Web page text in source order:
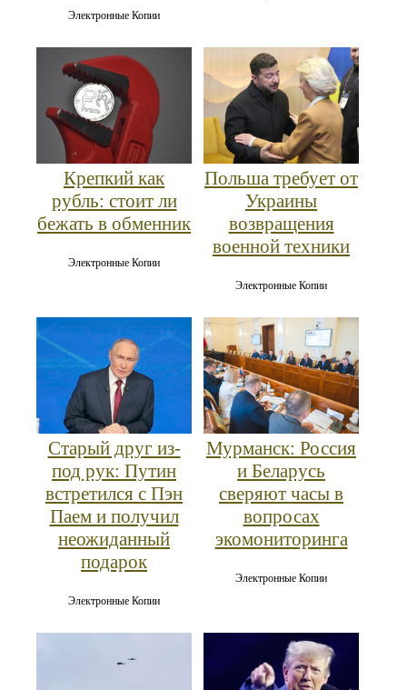
Электронные Копии
Крепкий как
рубль: стоит ли
бежать в обменник
Электронные Копии
Польша требует от
Украины
возвращения
военной техники
Электронные Копии
Старый друг из-
под рук: Путин
встретился с Пэн
Паем и получил
неожиданный
подарок
Электронные Копии
Мурманск: Россия
и Беларусь
сверяют часы в
вопросах
экомониторинга
Электронные Копии